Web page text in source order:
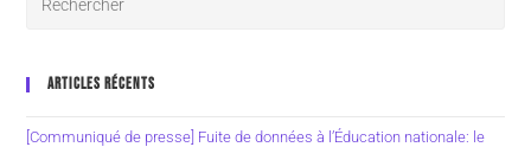
ARTICLES RÉCENTS
[Communiqué de presse] Fuite de données à l’Éducation nationale: le